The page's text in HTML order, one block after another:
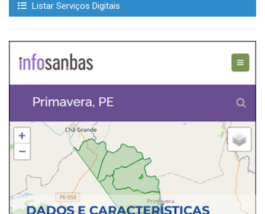
Listar Serviços Digitais